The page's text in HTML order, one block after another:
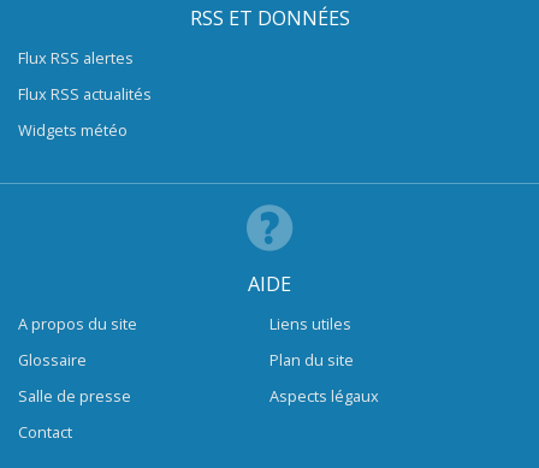
RSS ET DONNÉES
Flux RSS alertes
Flux RSS actualités
Widgets météo
AIDE
A propos du site
Glossaire
Salle de presse
Contact
Liens utiles
Plan du site
Aspects légaux